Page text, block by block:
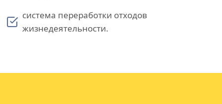
система переработки отходов
жизнедеятельности.